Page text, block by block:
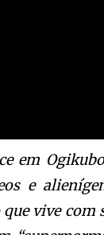
em
e
vive com